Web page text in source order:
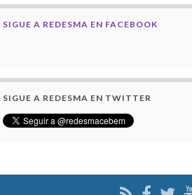
SIGUE A REDESMA EN FACEBOOK
SIGUE A REDESMA EN TWITTER